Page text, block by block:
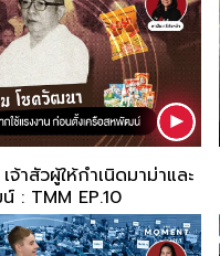
จ้าสัวผู้ให้กำเนิดมาม่าและ
ก่อตั้งเครือสหพัฒน์ : TMM EP.10